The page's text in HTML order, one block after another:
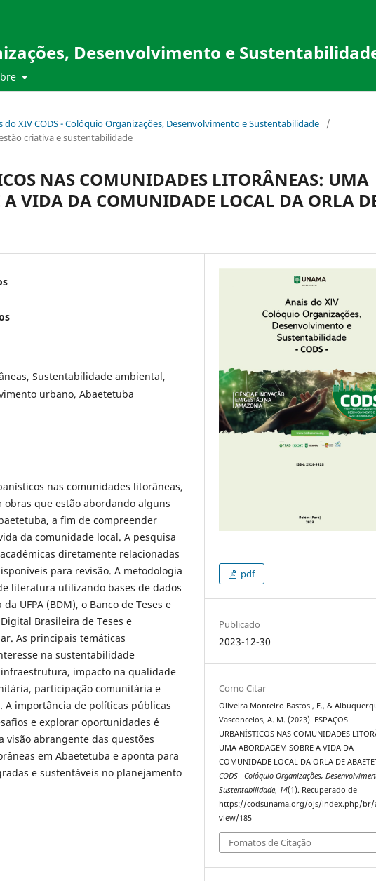
Desenvolvimento e
do XIV CODS - Colóquio Organizações, Desenvolvimento e Sustentabilidade
/
criativa e sustentabilidade
NAS COMUNIDADES LITORÂNEAS: UMA
A VIDA DA COMUNIDADE LOCAL DA ORLA
Sustentabilidade ambiental,
urbano, Abaetetuba
nas comunidades litorâneas,
que estão abordando alguns
a fim de compreender
da comunidade local. A pesquisa
diretamente relacionadas
para revisão. A metodologia
literatura utilizando bases de dados
UFPA (BDM), o Banco de Teses e
Brasileira de Teses e
As principais temáticas
na sustentabilidade
impacto na qualidade
participação comunitária e
importância de políticas públicas
e explorar oportunidades é
visão abrangente das questões
em Abaetetuba e aponta para
e sustentáveis no planejamento
pdf
Publicado
2023-12-30
Como Citar
Oliveira Monteiro Bastos , E., &
Vasconcelos, A. M. (2023). ESPAÇOS
URBANÍSTICOS NAS COMUNIDADES
UMA ABORDAGEM SOBRE A VIDA DA
COMUNIDADE LOCAL DA ORLA DE
CODS - Colóquio Organizações,
Sustentabilidade, 14(1). Recuperado de
https://codsunama.org/ojs/index.php/br/
view/185
Fomatos de Citação